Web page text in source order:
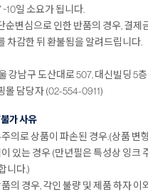
일 소요가 됩니다.
순변심으로 인한 반품의 경우, 결제
차감한 뒤 환불됨을 알려드립니다.
강남구 도산대로 507, 대신빌딩 5
몰 담당자 (02-554-0911)
가 사유
의로 상품이 파손된 경우.(상품 변
있는 경우 (만년필은 특성상 잉크
니다.)
의 경우, 각인 불량 및 제품 하자 이